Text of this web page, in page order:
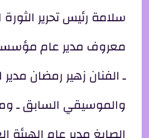
سلامة رئيس تحرير
معروف مدير عام
ـ الفنان زهير رمضان
والموسيقي السابق ـ